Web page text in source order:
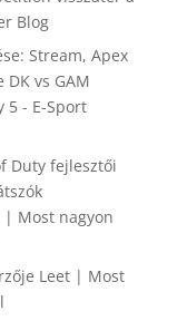
Blog
Stream, Apex
DK vs GAM
5 - E-Sport
Duty fejlesztői
| Most nagyon
Leet | Most